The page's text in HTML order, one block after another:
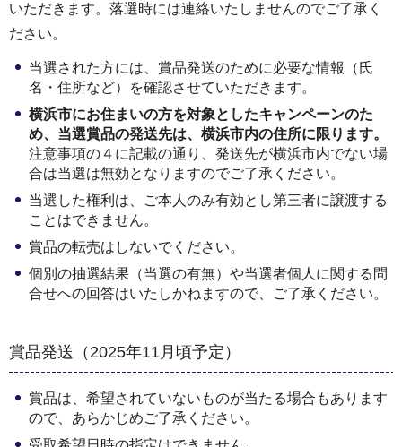
いただきます。落選時には連絡いたしませんのでご了承く
ださい。
当選された方には、賞品発送のために必要な情報（氏
名・住所など）を確認させていただきます。
横浜市にお住まいの方を対象としたキャンペーンのた
め、当選賞品の発送先は、横浜市内の住所に限ります。
注意事項の４に記載の通り、発送先が横浜市内でない場
合は当選は無効となりますのでご了承ください。
当選した権利は、ご本人のみ有効とし第三者に譲渡する
ことはできません。
賞品の転売はしないでください。
個別の抽選結果（当選の有無）や当選者個人に関する問
合せへの回答はいたしかねますので、ご了承ください。
賞品発送（2025年11月頃予定）
賞品は、希望されていないものが当たる場合もあります
ので、あらかじめご了承ください。